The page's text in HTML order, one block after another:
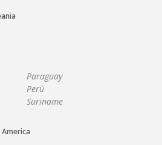
Paraguay
Perù
Suriname